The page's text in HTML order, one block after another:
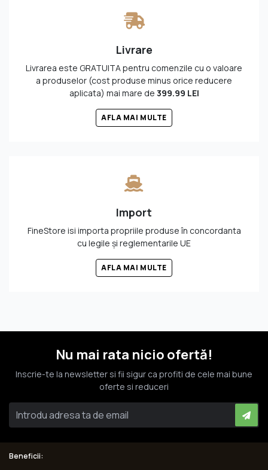
Livrare
Livrarea este GRATUITA pentru comenzile cu o valoare
a produselor (cost produse minus orice reducere
aplicata) mai mare de 399.99 LEI
AFLA MAI MULTE
Import
FineStore isi importa propriile produse în concordanta
cu legile și reglementarile UE
AFLA MAI MULTE
Nu mai rata nicio ofertă!
Inscrie-te la newsletter si fii sigur ca profiti de cele mai bune
oferte si reduceri
Beneficii: